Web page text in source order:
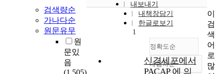
검색량순
가나다순
원문유무
원
문있
음
내보내기
내책장담기
한글로보기
정확도순
정확도
내림차순
1
신경세포에서
PACAP 에 의
이
검
색
어
로
많